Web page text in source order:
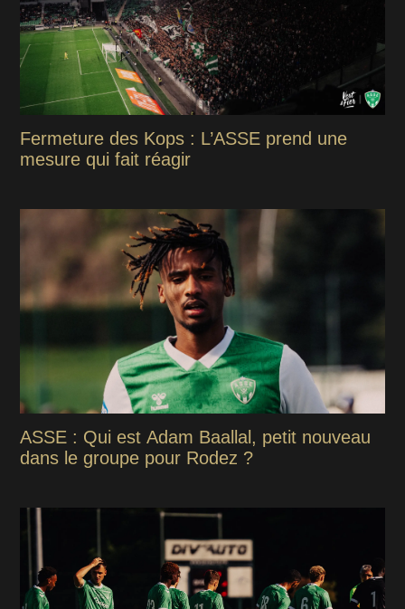
Fermeture des Kops : L’ASSE prend une
mesure qui fait réagir
ASSE : Qui est Adam Baallal, petit nouveau
dans le groupe pour Rodez ?